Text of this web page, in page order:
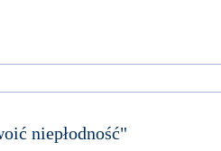
niepłodność"